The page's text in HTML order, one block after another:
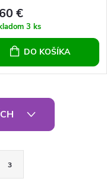
€
3 ks
DO KOŠÍKA
3